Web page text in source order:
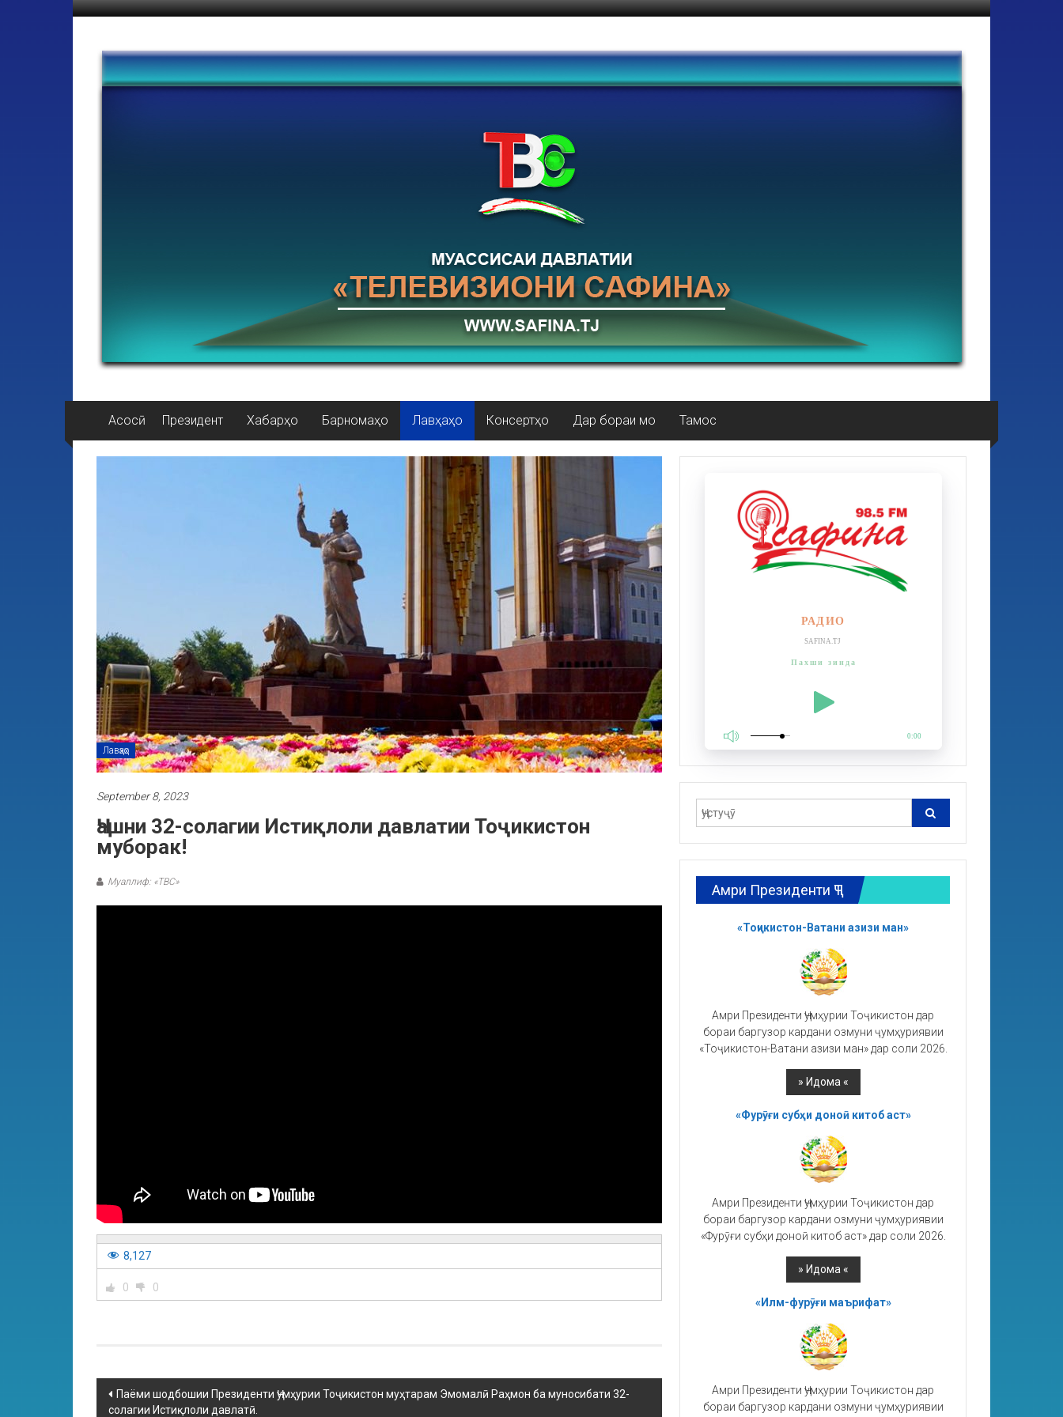
Асосӣ Президент Хабарҳо Барномаҳо Лавҳаҳо Консертҳо Дар бораи мо Тамос
Лавҳаҳо
September 8, 2023
Ҷашни 32-солагии Истиқлоли давлатии Тоҷикистон
муборак!
Муаллиф: «ТВС»
8,127
0 0
Паёми шодбошии Президенти Ҷумҳурии Тоҷикистон муҳтарам Эмомалӣ Раҳмон ба муносибати 32-
солагии Истиқлоли давлатӣ.
РАДИО
SAFINA.TJ
Пахши зинда
0:00
Амри Президенти ҶТ
«Тоҷикистон-Ватани азизи ман»
Амри Президенти Ҷумҳурии Тоҷикистон дар
бораи баргузор кардани озмуни ҷумҳуриявии
«Тоҷикистон-Ватани азизи ман» дар соли 2026.
«Фурӯғи субҳи доноӣ китоб аст»
Амри Президенти Ҷумҳурии Тоҷикистон дар
бораи баргузор кардани озмуни ҷумҳуриявии
«Фурӯғи субҳи доноӣ китоб аст» дар соли 2026.
«Илм-фурӯғи маърифат»
Амри Президенти Ҷумҳурии Тоҷикистон дар
бораи баргузор кардани озмуни ҷумҳуриявии